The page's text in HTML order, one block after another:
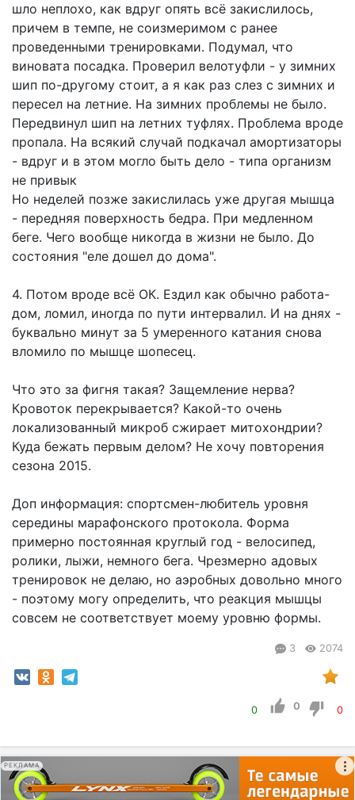
шло неплохо, как вдруг опять всё закислилось,
причем в темпе, не соизмеримом с ранее
проведенными тренировками. Подумал, что
виновата посадка. Проверил велотуфли - у зимних
шип по-другому стоит, а я как раз слез с зимних и
пересел на летние. На зимних проблемы не было.
Передвинул шип на летних туфлях. Проблема вроде
пропала. На всякий случай подкачал амортизаторы
- вдруг и в этом могло быть дело - типа организм
не привык
Но неделей позже закислилась уже другая мышца
- передняя поверхность бедра. При медленном
беге. Чего вообще никогда в жизни не было. До
состояния "еле дошел до дома".
4. Потом вроде всё ОК. Ездил как обычно работа-
дом, ломил, иногда по пути интервалил. И на днях -
буквально минут за 5 умеренного катания снова
вломило по мышце шопесец.
Что это за фигня такая? Защемление нерва?
Кровоток перекрывается? Какой-то очень
локализованный микроб сжирает митохондрии?
Куда бежать первым делом? Не хочу повторения
сезона 2015.
Доп информация: спортсмен-любитель уровня
середины марафонского протокола. Форма
примерно постоянная круглый год - велосипед,
ролики, лыжи, немного бега. Чрезмерно адовых
тренировок не делаю, но аэробных довольно много
- поэтому могу определить, что реакция мышцы
совсем не соответствует моему уровню формы.
3 2074
0 0 0
РЕКЛАМА